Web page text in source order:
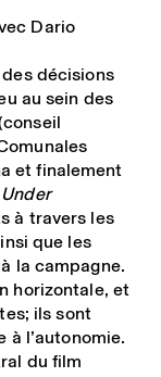
Dario
décisions
au sein des
et finalement
à travers les
que les
la campagne.
horizontale, et
ils sont
l’autonomie.
du film